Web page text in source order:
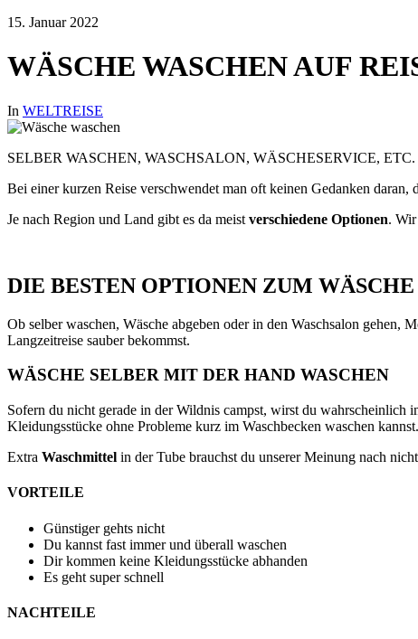
15. Januar 2022
WÄSCHE WASCHEN AUF
In WELTREISE
SELBER WASCHEN, WASCHSALON, WÄSCHESERVICE,
Bei einer kurzen Reise verschwendet man oft keinen Gedanken
Je nach Region und Land gibt es da meist verschiedene Optionen.
DIE BESTEN OPTIONEN ZUM
Ob selber waschen, Wäsche abgeben oder in den Waschsalon gehen,
Langzeitreise sauber bekommst.
WÄSCHE SELBER MIT DER HAND WASCHEN
Sofern du nicht gerade in der Wildnis campst, wirst du wahrscheinlich
Kleidungsstücke ohne Probleme kurz im Waschbecken waschen kannst.
Extra Waschmittel in der Tube brauchst du unserer Meinung nach
VORTEILE
Günstiger gehts nicht
Du kannst fast immer und überall waschen
Dir kommen keine Kleidungsstücke abhanden
Es geht super schnell
NACHTEILE